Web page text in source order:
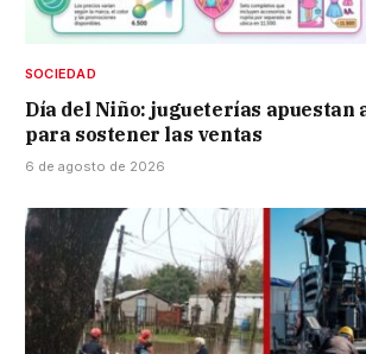
SOCIEDAD
Día del Niño: jugueterías apuestan
para sostener las ventas
6 de agosto de 2026